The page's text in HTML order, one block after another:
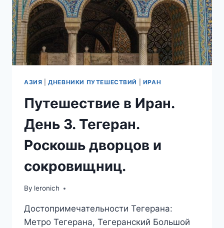
АЗИЯ |ДНЕВНИКИ ПУТЕШЕСТВИЙ ИРАН
Путешествие в Иран.
День 3. Тегеран.
Роскошь дворцов и
сокровищниц.
By leronich
Достопримечательности Тегерана:
Метро Тегерана, Тегеранский Большой